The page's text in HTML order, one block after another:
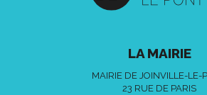
LA MAIRIE
MAIRIE DE JOINVILLE-LE-
23 RUE DE PARIS